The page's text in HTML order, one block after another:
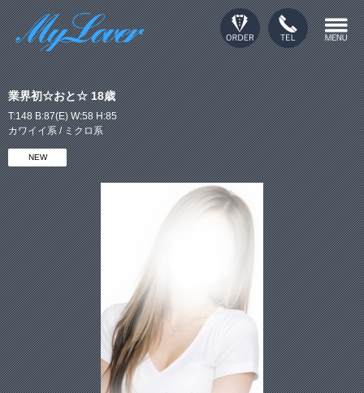
業界初☆おと☆ 18歳
T:148 B:87(E) W:58 H:85
カワイイ系 / ミクロ系
NEW